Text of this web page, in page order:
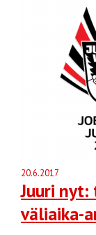
20.6.2017
Juuri
väliaika-